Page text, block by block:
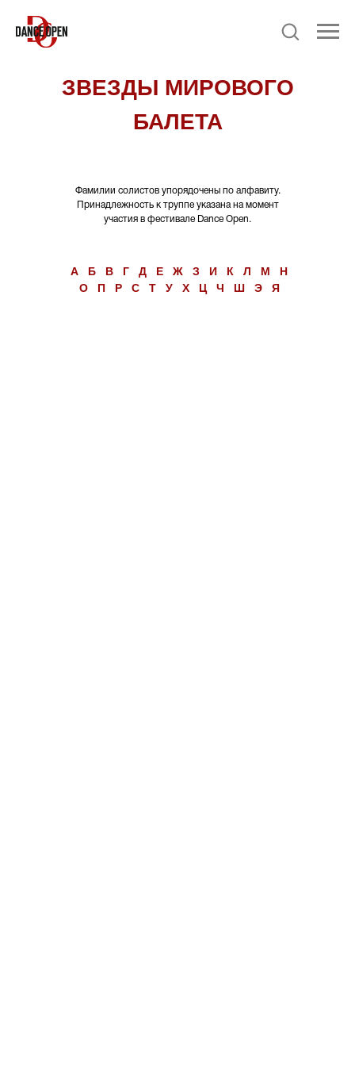
ЗВЕЗДЫ МИРОВОГО
БАЛЕТА
Фамилии солистов упорядочены по алфавиту.
Принадлежность к труппе указана на момент
участия в фестивале Dance Open.
А Б В Г Д Е Ж З И К Л М
Н
О
П Р С Т У Х Ц Ч Ш Э Я